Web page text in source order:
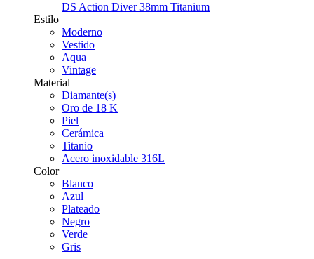
DS Action Diver 38mm Titanium
Estilo
Moderno
Vestido
Aqua
Vintage
Material
Diamante(s)
Oro de 18 K
Piel
Cerámica
Titanio
Acero inoxidable 316L
Color
Blanco
Azul
Plateado
Negro
Verde
Gris